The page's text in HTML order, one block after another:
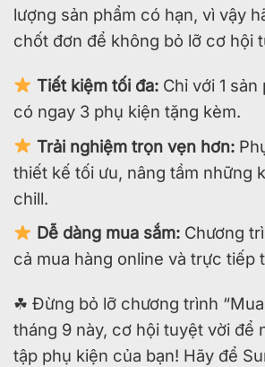
lượng sản phẩm có hạn, vì vậy
chốt đơn để không bỏ lỡ cơ hội
Tiết kiệm tối đa:Chỉ với 1 sản
có ngay 3 phụ kiện tặng kèm.
Trải nghiệm trọn vẹn hơn:
thiết kế tối ưu, nâng tầm những
chill.
Dễ dàng mua sắm:Chương
cả mua hàng online và trực tiếp
☘ Đừng bỏ lỡ chương trình “Mua
tháng 9 này, cơ hội tuyệt vời để
tập phụ kiện của bạn! Hãy để